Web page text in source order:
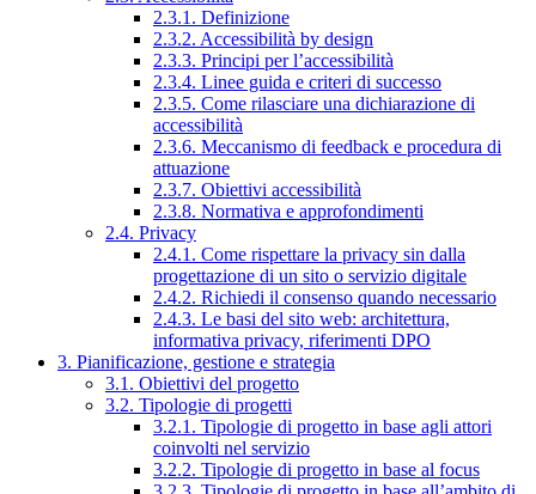
2.3.1. Definizione
2.3.2. Accessibilità by design
2.3.3. Principi per l’accessibilità
2.3.4. Linee guida e criteri di successo
2.3.5. Come rilasciare una dichiarazione di
accessibilità
2.3.6. Meccanismo di feedback e procedura di
attuazione
2.3.7. Obiettivi accessibilità
2.3.8. Normativa e approfondimenti
2.4. Privacy
2.4.1. Come rispettare la privacy sin dalla
progettazione di un sito o servizio digitale
2.4.2. Richiedi il consenso quando necessario
2.4.3. Le basi del sito web: architettura,
informativa privacy, riferimenti DPO
3. Pianificazione, gestione e strategia
3.1. Obiettivi del progetto
3.2. Tipologie di progetti
3.2.1. Tipologie di progetto in base agli attori
coinvolti nel servizio
3.2.2. Tipologie di progetto in base al focus